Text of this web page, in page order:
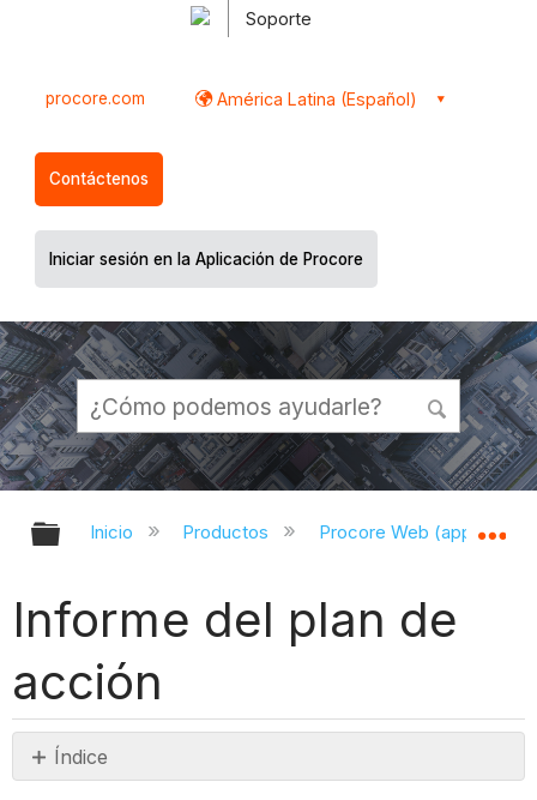
Soporte
procore.com América Latina (Español)
Contáctenos
Iniciar sesión en la Aplicación de Procore
Expandir/contraer jerarquía global
Inicio Productos Procore Web
Informe del plan de
acción
Índice